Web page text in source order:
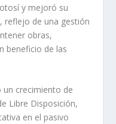
y mejoró su
reflejo de una gestión
obras,
beneficio de las
un crecimiento de
Libre Disposición,
en el pasivo